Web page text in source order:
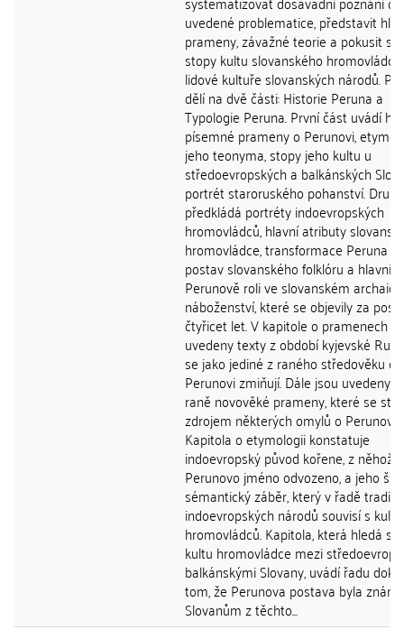
uvedené problematice, představit
prameny, závažné teorie a pokusit
stopy kultu slovanského
lidové kultuře slovanských národů.
dělí na dvě části: Historie Peruna a
Typologie Peruna. První část uvádí
písemné prameny o Perunovi,
jeho teonyma, stopy jeho kultu u
středoevropských a balkánských
portrét staroruského pohanství.
předkládá portréty indoevropských
hromovládců, hlavní atributy
hromovládce, transformace Peruna
postav slovanského folklóru a hlavní
Perunově roli ve slovanském
náboženství, které se objevily za
čtyřicet let. V kapitole o pramenech
uvedeny texty z období kyjevské
se jako jediné z raného středověku o
Perunovi zmiňují. Dále jsou uvedeny
raně novověké prameny, které se
zdrojem některých omylů o
Kapitola o etymologii konstatuje
indoevropský původ kořene, z něhož
Perunovo jméno odvozeno, a jeho
sémantický záběr, který v řadě tradic
indoevropských národů souvisí s
hromovládců. Kapitola, která hledá
kultu hromovládce mezi
balkánskými Slovany, uvádí řadu
tom, že Perunova postava byla
Slovanům z těchto...